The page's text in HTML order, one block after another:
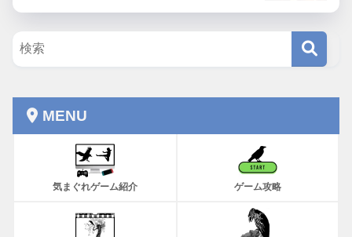
MENU
気まぐれゲーム紹介 ゲーム攻略